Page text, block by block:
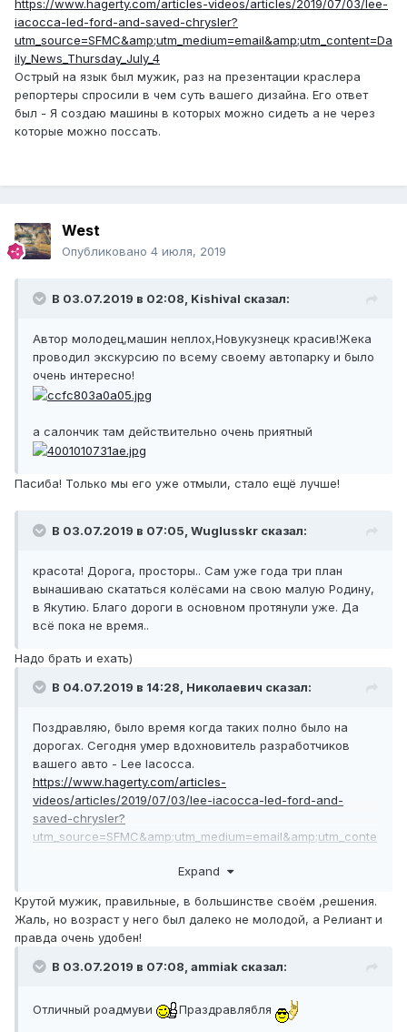
https://www.hagerty.com/articles-videos/articles/2019/07/03/lee-
iacocca-led-ford-and-saved-chrysler?
utm_source=SFMC&amp;utm_medium=email&amp;utm_content=Da
ily_News_Thursday_July_4
Острый на язык был мужик, раз на презентации краслера
репортеры спросили в чем суть вашего дизайна. Его ответ
был - Я создаю машины в которых можно сидеть а не через
которые можно поссать.
West
Опубликовано 4 июля, 2019
В 03.07.2019 в 02:08, Kishival сказал:
Автор молодец,машин неплох,Новукузнецк красив!Жека
проводил экскурсию по всему своему автопарку и было
очень интересно!
а салончик там действительно очень приятный
Пасиба! Только мы его уже отмыли, стало ещё лучше!
В 03.07.2019 в 07:05, Wuglusskr сказал:
красота! Дорога, просторы.. Сам уже года три план
вынашиваю скататься колёсами на свою малую Родину,
в Якутию. Благо дороги в основном протянули уже. Да
всё пока не время..
Надо брать и ехать)
В 04.07.2019 в 14:28, Николаевич сказал:
Поздравляю, было время когда таких полно было на
дорогах. Сегодня умер вдохновитель разработчиков
вашего авто - Lee Iacocca.
https://www.hagerty.com/articles-
videos/articles/2019/07/03/lee-iacocca-led-ford-and-
saved-chrysler?
utm_source=SFMC&amp;utm_medium=email&amp;utm_conte
Острый на язык был мужик, раз на презентации
дизайна. Его ответ был - Я создаю машины в которых
можно сидеть а не через которые можно поссать.
Expand
Крутой мужик, правильные, в большинстве своём ,решения.
Жаль, но возраст у него был далеко не молодой, а Релиант и
правда очень удобен!
В 03.07.2019 в 07:08, ammiak сказал:
Отличный роадмуви Праздравлябля